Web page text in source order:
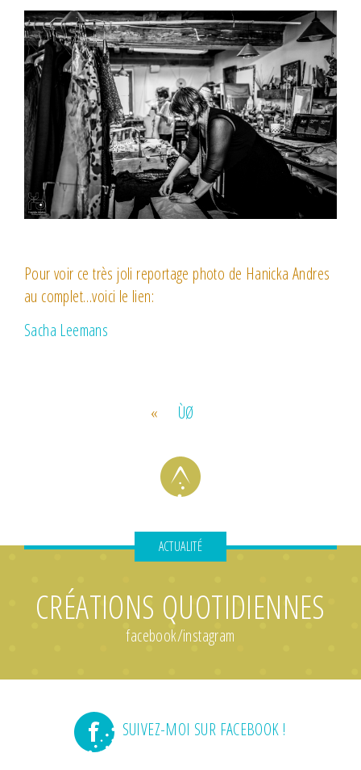
Pour voir ce très joli reportage photo de Hanicka Andres
au complet…voici le lien:
Sacha Leemans
« ÙØ
ACTUALITÉ
CRÉATIONS QUOTIDIENNES
facebook/instagram
SUIVEZ-MOI SUR FACEBOOK !